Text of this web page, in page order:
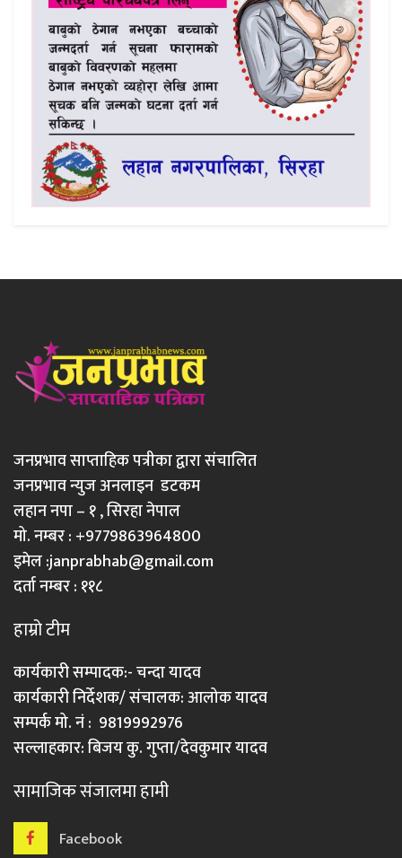
जनप्रभाव साप्ताहिक पत्रीका द्वारा संचालित
जनप्रभाव न्युज अनलाइन डटकम
लहान नपा – १ , सिरहा नेपाल
मो. नम्बर : +9779863964800
इमेल :janprabhab@gmail.com
दर्ता नम्बर : ११८
हाम्रो टीम
कार्यकारी सम्पादक:- चन्दा यादव
कार्यकारी निर्देशक/ संचालक: आलोक यादव
सम्पर्क मो. नं : 9819992976
सल्लाहकार: बिजय कु. गुप्ता/देवकुमार यादव
सामाजिक संजालमा हामी
Facebook